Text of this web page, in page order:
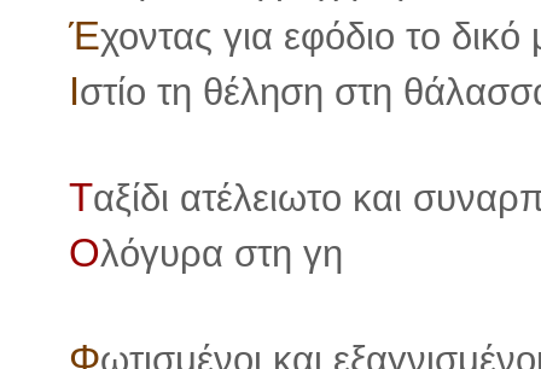
Έχοντας για εφόδιο το δικό
Ιστίο τη θέληση στη
Ταξίδι ατέλειωτο και
Ολόγυρα στη γη
Φωτισμένοι και